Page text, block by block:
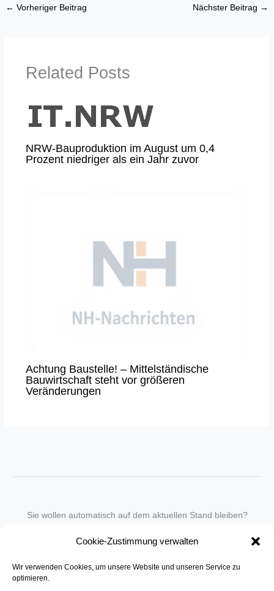
Cookie-Zustimmung verwalten
Wir verwenden Cookies, um unsere Website und unseren Service zu
optimieren.
← Vorheriger Beitrag Nächster Beitrag →
Related Posts
NRW-Bauproduktion im August um 0,4
Prozent niedriger als ein Jahr zuvor
Achtung Baustelle! – Mittelständische
Bauwirtschaft steht vor größeren
Veränderungen
Sie wollen automatisch auf dem aktuellen Stand bleiben?
in unseren Newsletter-Service auf.
Senden Sie für ein Angebot einfach eine